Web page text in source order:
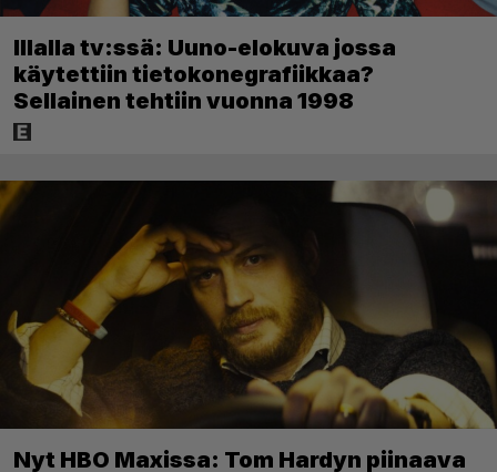
Illalla tv:ssä: Uuno-elokuva jossa
käytettiin tietokonegrafiikkaa?
Sellainen tehtiin vuonna 1998
Nyt HBO Maxissa: Tom Hardyn piinaava